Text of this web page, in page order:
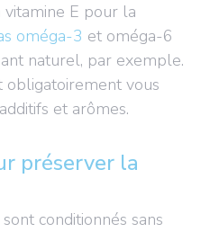
E pour la
oméga-3 et oméga-6
naturel, par exemple.
obligatoirement vous
et arômes.
préserver la
conditionnés sans